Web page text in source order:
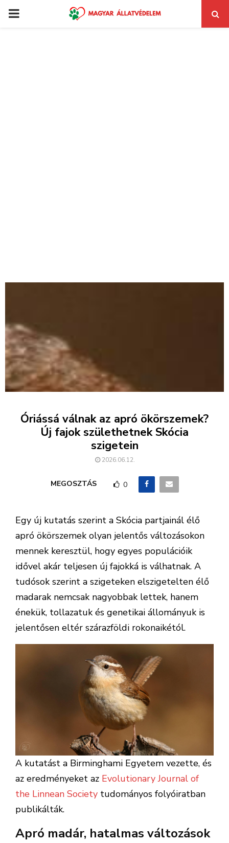
PRIMARY
Óriássá válnak az apró ökörszemek?
Új fajok születhetnek Skócia
szigetein
2026.06.12.
MEGOSZTÁS 0
Egy új kutatás szerint a Skócia partjainál élő
apró ökörszemek olyan jelentős változásokon
mennek keresztül, hogy egyes populációik
idővel akár teljesen új fajokká is válhatnak. A
tudósok szerint a szigeteken elszigetelten élő
madarak nemcsak nagyobbak lettek, hanem
énekük, tollazatuk és genetikai állományuk is
jelentősen eltér szárazföldi rokonaikétól.
A kutatást a Birminghami Egyetem vezette, és
az eredményeket az Evolutionary Journal of
the Linnean Society tudományos folyóiratban
publikálták.
Apró madár, hatalmas változások